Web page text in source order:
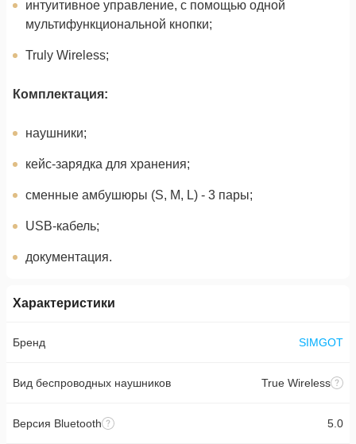
интуитивное управление, с помощью одной
мультифункциональной кнопки;
Truly Wireless;
Комплектация:
наушники;
кейс-зарядка для хранения;
сменные амбушюры (S, M, L) - 3 пары;
USB-кабель;
документация.
Характеристики
Бренд SIMGOT
Вид беспроводных наушников True Wireless
Версия Bluetooth 5.0